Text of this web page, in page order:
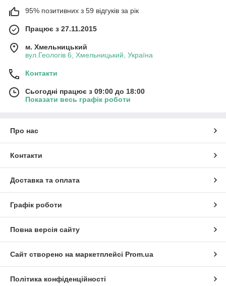
95% позитивних з 59 відгуків за рік
Працює з 27.11.2015
м. Хмельницький
вул.Геологів 6, Хмельницький, Україна
Контакти
Сьогодні працює з 09:00 до 18:00
Показати весь графік роботи
Про нас
Контакти
Доставка та оплата
Графік роботи
Повна версія сайту
Сайт створено на маркетплейсі Prom.ua
Політика конфіденційності